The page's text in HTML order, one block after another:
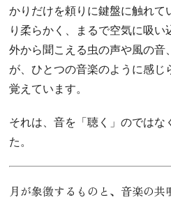
かりだけを頼りに鍵盤に触れて
り柔らかく、まるで空気に吸い
外から聞こえる虫の声や風の音
が、ひとつの音楽のように感じ
覚えています。
それは、音を「聴く」のではな
た。
月が象徴するものと、音楽の共